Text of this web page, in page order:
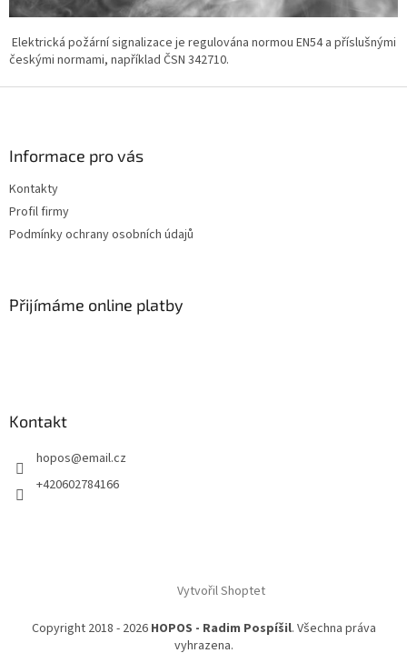
Elektrická požární signalizace je regulována normou EN54 a příslušnými
českými normami, například ČSN 342710.
Informace pro vás
Kontakty
Profil firmy
Podmínky ochrany osobních údajů
Přijímáme online platby
Kontakt
hopos@email.cz
+420602784166
Vytvořil Shoptet
Copyright 2018 - 2026 HOPOS - Radim Pospíšil. Všechna práva
vyhrazena.